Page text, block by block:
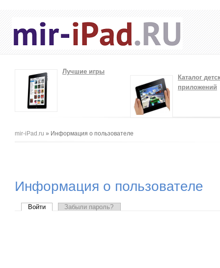
Лучшие игры
Каталог
приложений
Вы здесь
mir-iPad.ru » Информация о пользователе
Информация о пользователе
Главные вкладки
Войти (активная вкладка)
Забыли пароль?